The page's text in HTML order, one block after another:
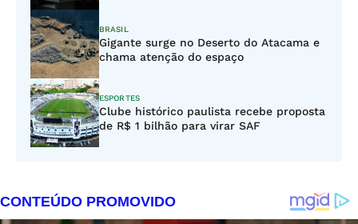
BRASIL
Gigante surge no Deserto do Atacama e
chama atenção do espaço
ESPORTES
Clube histórico paulista recebe proposta
de R$ 1 bilhão para virar SAF